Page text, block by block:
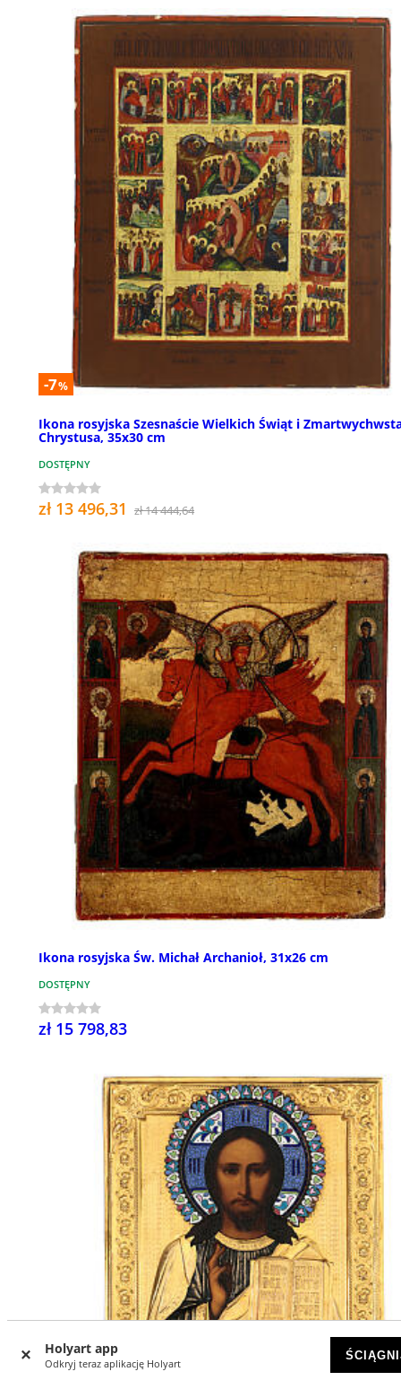
Holyart app
Odkryj teraz aplikację Holyart
-7%
Ikona rosyjska Szesnaście Wielkich Świąt i
Chrystusa, 35x30 cm
DOSTĘPNY
zł 13 496,31 zł 14 444,64
Ikona rosyjska Św. Michał Archanioł, 31x26 cm
DOSTĘPNY
zł 15 798,83